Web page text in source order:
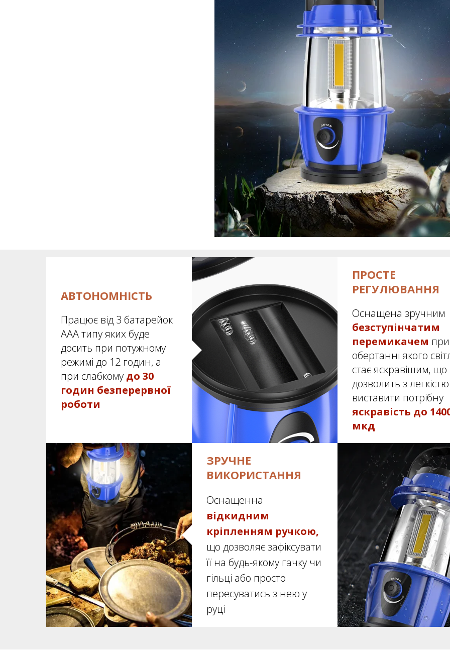
АВТОНОМНІСТЬ
Працює від 3 батарейок
ААА типу яких буде
досить при потужному
режимі до 12 годин, а
при слабкому до 30
годин безперервної
роботи
ПРОСТЕ
РЕГУЛЮВАННЯ
Оснащена зручним
безступінчатим
перемикачем при
обертанні якого
стає яскравішим, що
дозволить з легкістю
виставити потрібну
яскравість до
мкд
ЗРУЧНЕ
ВИКОРИСТАННЯ
Оснащенна
відкидним
кріпленням ручкою,
що дозволяє зафіксувати
її на будь-якому гачку чи
гільці або просто
пересуватись з нею у
руці